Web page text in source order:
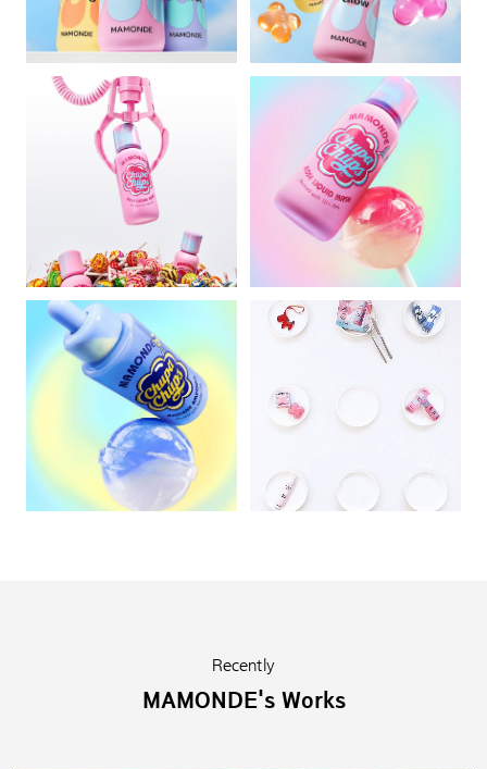
Recently
MAMONDE's Works